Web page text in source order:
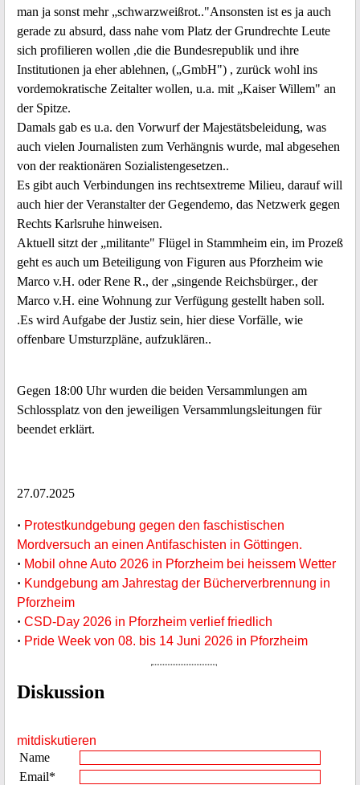
man ja sonst mehr „schwarzweißrot.."Ansonsten ist es ja auch
gerade zu absurd, dass nahe vom Platz der Grundrechte Leute
sich profilieren wollen ,die die Bundesrepublik und ihre
Institutionen ja eher ablehnen, („GmbH") , zurück wohl ins
vordemokratische Zeitalter wollen, u.a. mit „Kaiser Willem" an
der Spitze.
Damals gab es u.a. den Vorwurf der Majestätsbeleidung, was
auch vielen Journalisten zum Verhängnis wurde, mal abgesehen
von der reaktionären Sozialistengesetzen..
Es gibt auch Verbindungen ins rechtsextreme Milieu, darauf will
auch hier der Veranstalter der Gegendemo, das Netzwerk gegen
Rechts Karlsruhe hinweisen.
Aktuell sitzt der „militante" Flügel in Stammheim ein, im Prozeß
geht es auch um Beteiligung von Figuren aus Pforzheim wie
Marco v.H. oder Rene R., der „singende Reichsbürger., der
Marco v.H. eine Wohnung zur Verfügung gestellt haben soll.
.Es wird Aufgabe der Justiz sein, hier diese Vorfälle, wie
offenbare Umsturzpläne, aufzuklären..
Gegen 18:00 Uhr wurden die beiden Versammlungen am
Schlossplatz von den jeweiligen Versammlungsleitungen für
beendet erklärt.
27.07.2025
· Protestkundgebung gegen den faschistischen
Mordversuch an einen Antifaschisten in Göttingen.
· Mobil ohne Auto 2026 in Pforzheim bei heissem Wetter
· Kundgebung am Jahrestag der Bücherverbrennung in
Pforzheim
· CSD-Day 2026 in Pforzheim verlief friedlich
· Pride Week von 08. bis 14 Juni 2026 in Pforzheim
Diskussion
mitdiskutieren
Name
Email*